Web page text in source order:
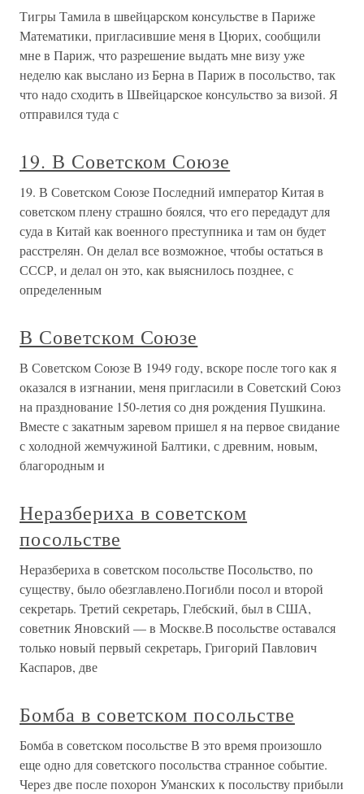
Тигры Тамила в швейцарском консульстве в Париже
Математики, пригласившие меня в Цюрих, сообщили
мне в Париж, что разрешение выдать мне визу уже
неделю как выслано из Берна в Париж в посольство, так
что надо сходить в Швейцарское консульство за визой. Я
отправился туда с
19. В Советском Союзе
19. В Советском Союзе Последний император Китая в
советском плену страшно боялся, что его передадут для
суда в Китай как военного преступника и там он будет
расстрелян. Он делал все возможное, чтобы остаться в
СССР, и делал он это, как выяснилось позднее, с
определенным
В Советском Союзе
В Советском Союзе В 1949 году, вскоре после того как я
оказался в изгнании, меня пригласили в Советский Союз
на празднование 150-летия со дня рождения Пушкина.
Вместе с закатным заревом пришел я на первое свидание
с холодной жемчужиной Балтики, с древним, новым,
благородным и
Неразбериха в советском
посольстве
Неразбериха в советском посольстве Посольство, по
существу, было обезглавлено.Погибли посол и второй
секретарь. Третий секретарь, Глебский, был в США,
советник Яновский — в Москве.В посольстве оставался
только новый первый секретарь, Григорий Павлович
Каспаров, две
Бомба в советском посольстве
Бомба в советском посольстве В это время произошло
еще одно для советского посольства странное событие.
Через две после похорон Уманских к посольству прибыли